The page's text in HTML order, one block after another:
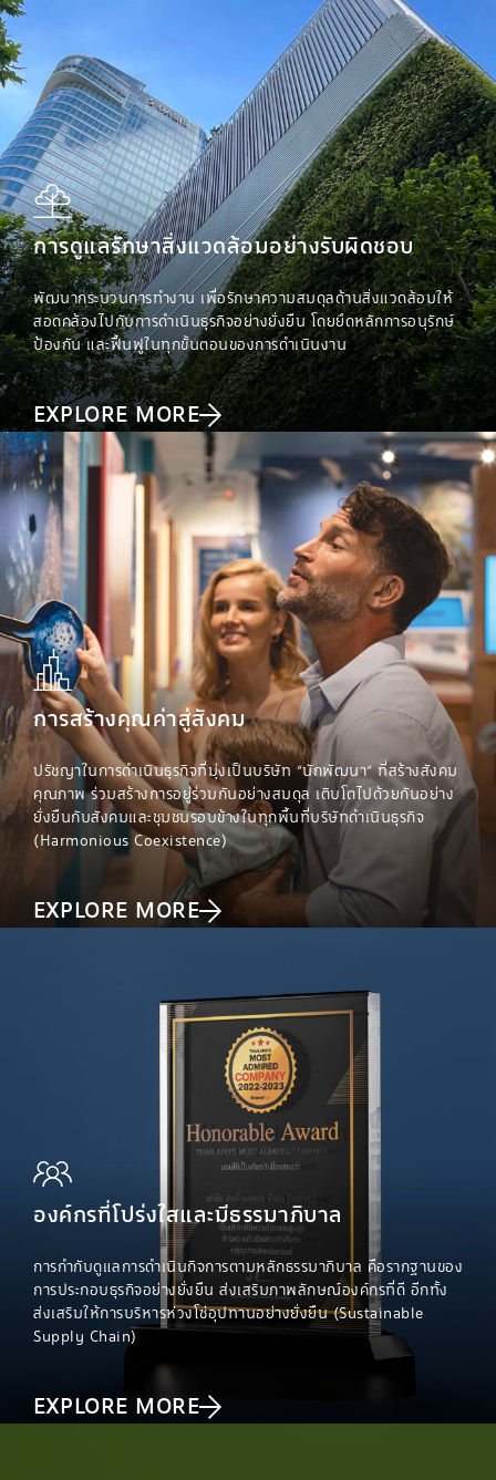
การดูแลรักษาสิ่งแวดล้อมอย่างรับผิดชอบ
พัฒนากระบวนการทำงาน เพื่อรักษาความสมดุลด้านสิ่งแวดล้อมให้
สอดคล้องไปกับการดำเนินธุรกิจอย่างยั่งยืน โดยยึดหลักการอนุรักษ์
ป้องกัน และฟื้นฟูในทุกขั้นตอนของการดำเนินงาน
EXPLORE MORE
การสร้างคุณค่าสู่สังคม
ปรัชญาในการดำเนินธุรกิจที่มุ่งเป็นบริษัท “นักพัฒนา” ที่สร้างสังคม
คุณภาพ ร่วมสร้างการอยู่ร่วมกันอย่างสมดุล เติบโตไปด้วยกันอย่าง
ยั่งยืนกับสังคมและชุมชนรอบข้างในทุกพื้นที่บริษัทดำเนินธุรกิจ
(Harmonious Coexistence)
EXPLORE MORE
องค์กรที่โปร่งใสและมีธรรมาภิบาล
การกำกับดูแลการดำเนินกิจการตามหลักธรรมาภิบาล คือรากฐานของ
การประกอบธุรกิจอย่างยั่งยืน ส่งเสริมภาพลักษณ์องค์กรที่ดี อีกทั้ง
ส่งเสริมให้การบริหารห่วงโซ่อุปทานอย่างยั่งยืน (Sustainable
Supply Chain)
EXPLORE MORE